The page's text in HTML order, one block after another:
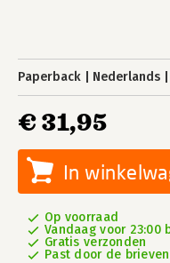
Paperback Nederlands
€ 31,95
In
Op voorraad
Vandaag voor
Gratis verzonden
Past door de